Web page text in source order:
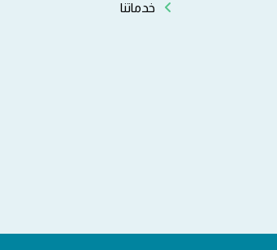
خدماتنا